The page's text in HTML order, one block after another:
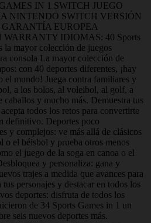
IN 1 SWITCH JUEGO
NINTENDO SWITCH VERSIÓN
GARANTÍA EUROPEA
WARRANTY IDIOMAS: 40 Sports
la mayor colección de juegos
consola La mayor colección de
con 40 deportes diferentes, ¡hay
el mundo! Juega contra familiares y
a los bolos, al voleibol, al golf, a
caballos y mucho más. Demuestra tus
todos los retos para convertirte
definitivo. Deportes poco
y complejos: ve más allá de clásicos
o el béisbol y prueba otros menos
el juego de la soga en canoa o el
y personaliza: gana y
trajes a medida que avances para
tus personajes y destacar en todos los
deportes: disfruta de todos los
de 34 Sports Games in 1 un
seis nuevos deportes más.